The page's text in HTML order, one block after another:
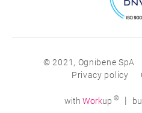
© 2021, Ognibene SpA
Privacy policy
with Workup ® |